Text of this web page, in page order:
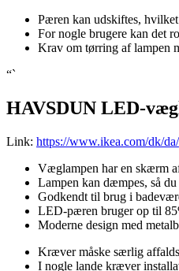
Pæren kan udskiftes,
For nogle brugere kan det
Krav om tørring af lampen
“`
HAVSDUN LED-
Link: https://www.ikea.com/dk/
Væglampen har en skærm
Lampen kan dæmpes, så
Godkendt til brug i
LED-pæren bruger op til
Moderne design med
Kræver måske særlig
I nogle lande kræver